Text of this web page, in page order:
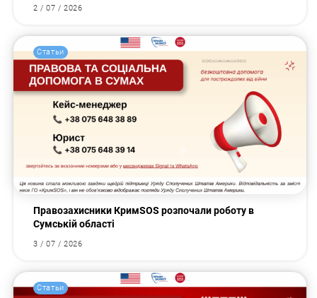
2 / 07 / 2026
Статьи
Правозахисники КримSOS розпочали роботу в
Сумській області
3 / 07 / 2026
Статьи